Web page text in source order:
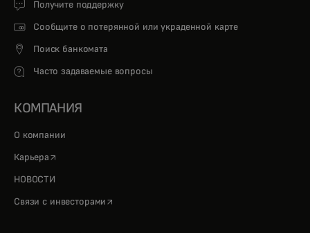
Получите поддержку
Сообщите о потерянной или украденной карте
Поиск банкомата
Часто задаваемые вопросы
КОМПАНИЯ
О компании
Карьера opens in a new tab
НОВОСТИ
Связи с инвесторами opens in a new tab